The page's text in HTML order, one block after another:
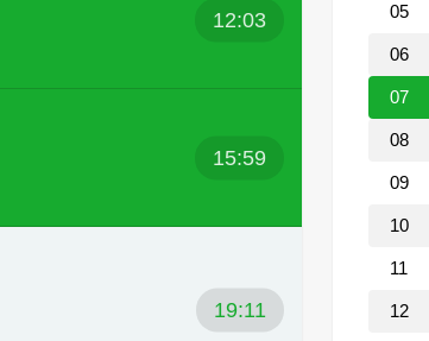
12:03
15:59
19:11
05
06
07
08
09
10
11
12